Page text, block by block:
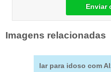
Enviar
Imagens relacionadas
lar para idoso com